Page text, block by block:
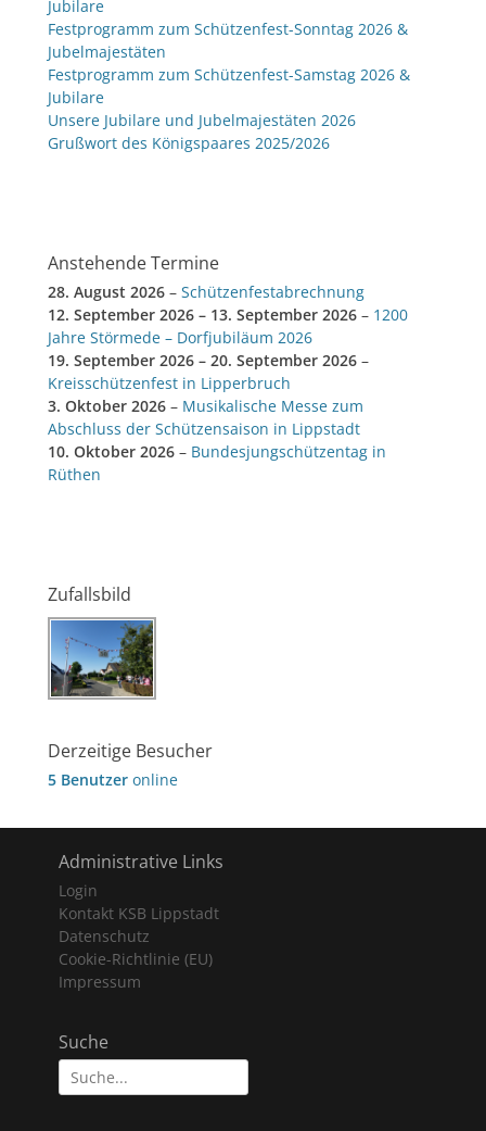
Jubilare
Festprogramm zum Schützenfest-Sonntag 2026 &
Jubelmajestäten
Festprogramm zum Schützenfest-Samstag 2026 &
Jubilare
Unsere Jubilare und Jubelmajestäten 2026
Grußwort des Königspaares 2025/2026
Anstehende Termine
28. August 2026 – Schützenfestabrechnung
12. September 2026 – 13. September 2026 – 1200
Jahre Störmede – Dorfjubiläum 2026
19. September 2026 – 20. September 2026 –
Kreisschützenfest in Lipperbruch
3. Oktober 2026 – Musikalische Messe zum
Abschluss der Schützensaison in Lippstadt
10. Oktober 2026 – Bundesjungschützentag in
Rüthen
Zufallsbild
Derzeitige Besucher
5 Benutzer online
Administrative Links
Login
Kontakt KSB Lippstadt
Datenschutz
Cookie-Richtlinie (EU)
Impressum
Suche
Suche
nach: